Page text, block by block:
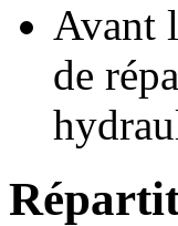
Avant
de